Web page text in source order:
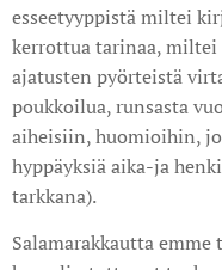
esseetyyppistä miltei
kerrottua tarinaa,
ajatusten pyörteistä
poukkoilua, runsasta
aiheisiin, huomioihin,
hyppäyksiä aika-ja
tarkkana).
Salamarakkautta emme